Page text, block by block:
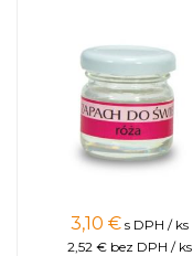
3,10 € s DPH / ks
2,52 € bez DPH / ks